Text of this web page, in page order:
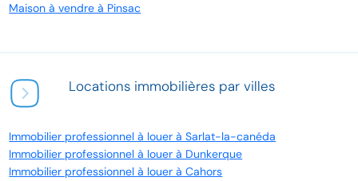
Maison à vendre à Pinsac
Locations immobilières par villes
Immobilier professionnel à louer à Sarlat-la-canéda
Immobilier professionnel à louer à Dunkerque
Immobilier professionnel à louer à Cahors